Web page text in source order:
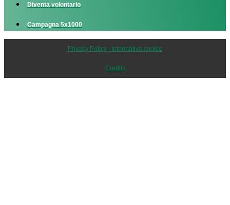
Diventa volontario
Campagna 5x1000
Privacy Policy | Informativa cookie
Credits